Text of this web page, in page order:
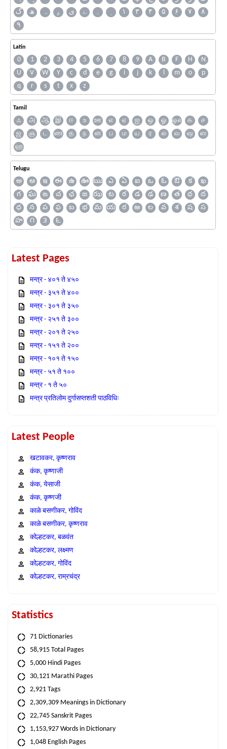
گ
ھ ہ ۄ ی ے ۔ ۱ ۳ ۴ ۵ ۶ ۷
۸
۹
Latin
0 1 2 3 4 5 6 7 8 9 A B F H
N
U
V W Y c d e g i j k l m o
p
q
r s t x z
Tamil
ஃ அ ஆ இ ஈ உ ஊ எ ஏ ஐ ஒ ஓ ஔ க
ச
ஜ
ஞ ட ண த ந ன ப ம ய ர ல வ ஷ
ஸ
ஹ
Telugu
అ ఆ ఇ ఈ ఉ ఊ ఋ ఎ ఏ ఐ ఒ ఓ ఔ క
ఖ
గ
ఘ ఙ చ ఛ జ ఝ ట ఠ డ ఢ ణ త థ
ద
ధ
న ప ఫ బ భ మ య ర ఱ ల వ శ ష
స
హ
౧ ౩ ౬
Latest Pages
मन्त्र - ४०१ ते ४५०
मन्त्र - ३५१ ते ४००
मन्त्र - ३०१ ते ३५०
मन्त्र - २५१ ते ३००
मन्त्र - २०१ ते २५०
मन्त्र - १५१ ते २००
मन्त्र - १०१ ते १५०
मन्त्र - ५१ ते १००
मन्त्र - १ ते ५०
मन्त्र प्रतिलोम दुर्गासप्तशती पाठविधिः
Latest People
खटावकर, कृष्णराव
कंक, कृष्णाजी
कंक, येसाजी
कंक, कृष्णजी
काळे बसणीकर, गोविंद
काळे बसणीकर, कृष्णराव
कोल्हटकर, बळवंत
कोल्हटकर, लक्ष्मण
कोल्हटकर, गोविंद
कोल्हटकर, राम्रचंद्र
Statistics
71 Dictionaries
58,915 Total Pages
5,000 Hindi Pages
30,121 Marathi Pages
2,921 Tags
2,309,309 Meanings in Dictionary
22,745 Sanskrit Pages
1,153,927 Words in Dictionary
1,048 English Pages